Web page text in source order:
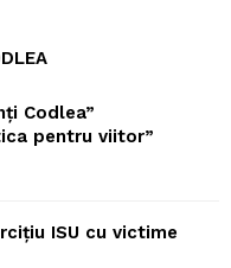
Codlea”
pentru viitor”
ISU cu victime